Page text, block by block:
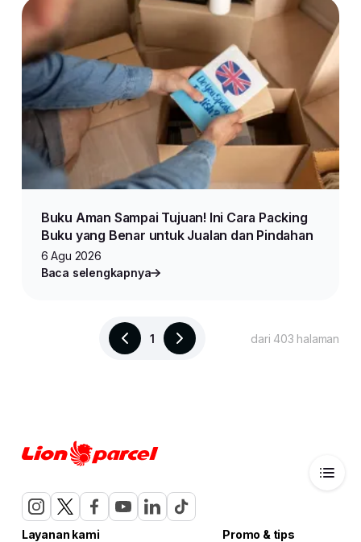
Buku Aman Sampai Tujuan! Ini Cara Packing
Buku yang Benar untuk Jualan dan Pindahan
6 Agu 2026
Baca selengkapnya
1 dari 403 halaman
Layanan kami Promo & tips